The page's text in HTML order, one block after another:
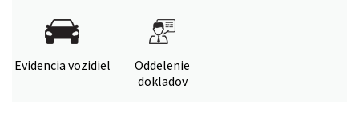
Evidencia vozidiel
Oddelenie
dokladov